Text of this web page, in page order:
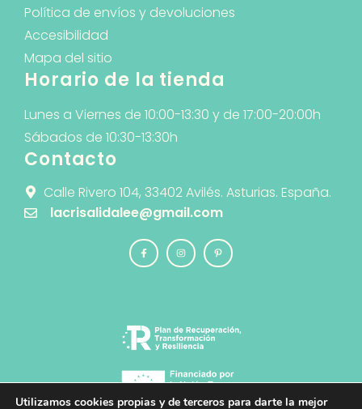
Política de envíos y devoluciones
Accesibilidad
Mapa del sitio
Horario de la tienda
Lunes a Viernes de 10:00-13:30 y de 17:00-20:00h
Sábados de 10:30-13:30h
Contacto
Calle Rivero 104, 33402 Avilés. Asturias. España.
lacrisalidalee@gmail.com
Utilizamos cookies propias y de terceros para darte la mejor